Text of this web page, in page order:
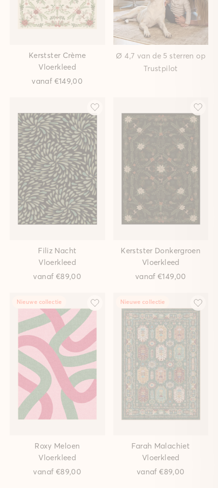
Kerstster Crème
Vloerkleed
vanaf €149,00
Ø 4,7 van de 5 sterren op
Trustpilot
Filiz Nacht
Vloerkleed
vanaf €89,00
Kerstster Donkergroen
Vloerkleed
vanaf€149,00
Nieuwe collectie
Roxy Meloen
Vloerkleed
vanaf €89,00
Nieuwe collectie
Farah Malachiet
Vloerkleed
vanaf€89,00